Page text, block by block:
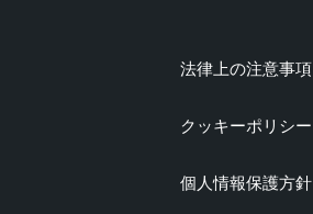
法律上の注意事項
クッキーポリシー
個人情報保護方針